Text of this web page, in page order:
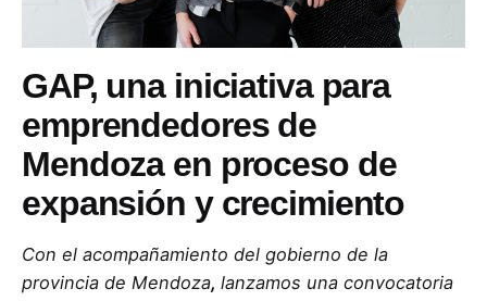
GAP, una iniciativa para
emprendedores de
Mendoza en proceso de
expansión y crecimiento
Con el acompañamiento del gobierno de la
provincia de Mendoza, lanzamos una convocatoria